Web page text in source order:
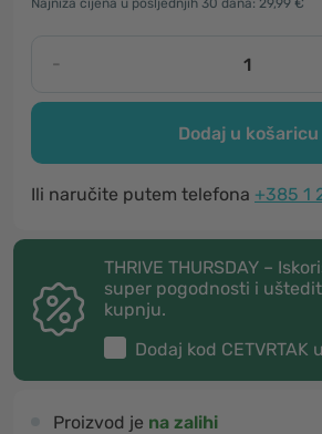
Najniža cijena u posljednjih 30 dana: 29,99 €
-
Dodaj u košaricu
Ili naručite putem telefona +385 1
THRIVE THURSDAY –
super pogodnosti i
kupnju.
Dodaj kod CETVRTAK
Proizvod je na zalihi